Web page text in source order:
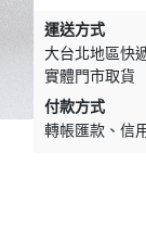
運送方式
大台北地區快
實體門市取貨
付款方式
轉帳匯款
信